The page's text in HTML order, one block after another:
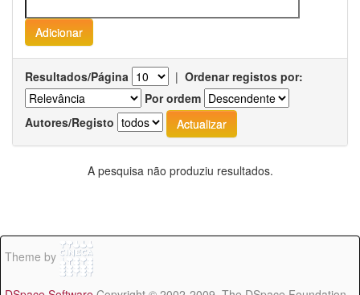
Resultados/Página | Ordenar registos por:
Por ordem
Autores/Registo
A pesquisa não produziu resultados.
Theme by